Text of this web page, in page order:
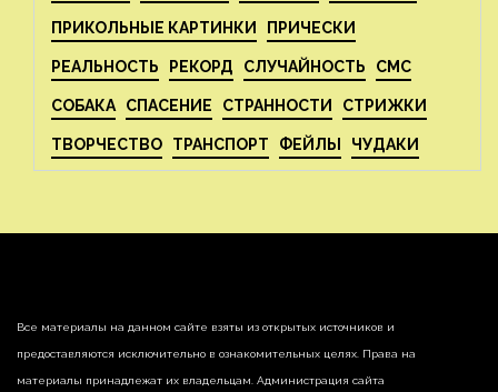
ПРИКОЛЬНЫЕ КАРТИНКИ ПРИЧЕСКИ
РЕАЛЬНОСТЬ РЕКОРД СЛУЧАЙНОСТЬ СМС
СОБАКА СПАСЕНИЕ СТРАННОСТИ СТРИЖКИ
ТВОРЧЕСТВО ТРАНСПОРТ ФЕЙЛЫ ЧУДАКИ
Все материалы на данном сайте взяты из открытых источников и
предоставляются исключительно в ознакомительных целях. Права на
материалы принадлежат их владельцам. Администрация сайта